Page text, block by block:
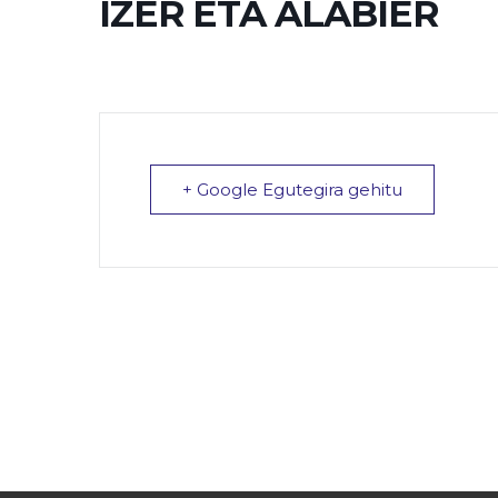
IZER ETA ALABIER
+ Google Egutegira gehitu